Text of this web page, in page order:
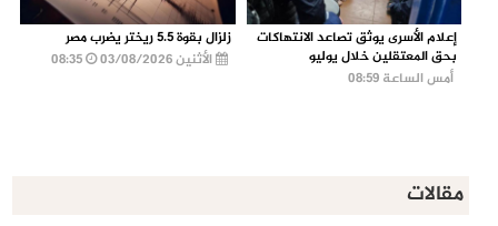
إعلام الأسرى يوثق تصاعد الانتهاكات
بحق المعتقلين خلال يوليو
أمس الساعة 08:59
زلزال بقوة 5.5 ريختر يضرب مصر
الأثنين 03/08/2026
08:35
مقالات